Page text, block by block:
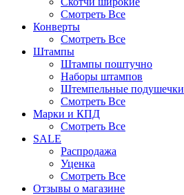
Смотреть Все
Конверты
Смотреть Все
Штампы
Штампы поштучно
Наборы штампов
Штемпельные подушечки
Смотреть Все
Марки и КПД
Смотреть Все
SALE
Распродажа
Уценка
Смотреть Все
Отзывы о магазине